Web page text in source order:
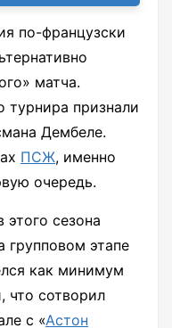
по-французски
матча.
признали
Дембеле.
ПСЖ, именно
очередь.
сезона
групповом этапе
как минимум
что сотворил
с «Астон